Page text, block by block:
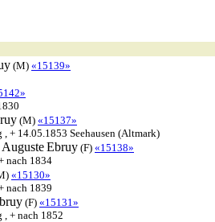
(M) «15139»
(M) «15137»
+ 14.05.1853 Seehausen (Altmark)
Ebruy (F) «15138»
nach 1834
«15130»
nach 1839
(F) «15131»
+ nach 1852